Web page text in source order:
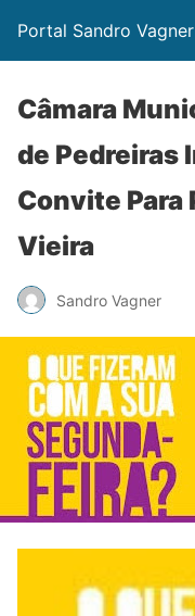
Portal Sandro Vagner
Câmara
de Pedreiras
Convite Para
Vieira
Sandro Vagner